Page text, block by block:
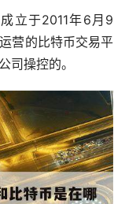
立于2011年6月9
营的比特币交易平
司操控的。